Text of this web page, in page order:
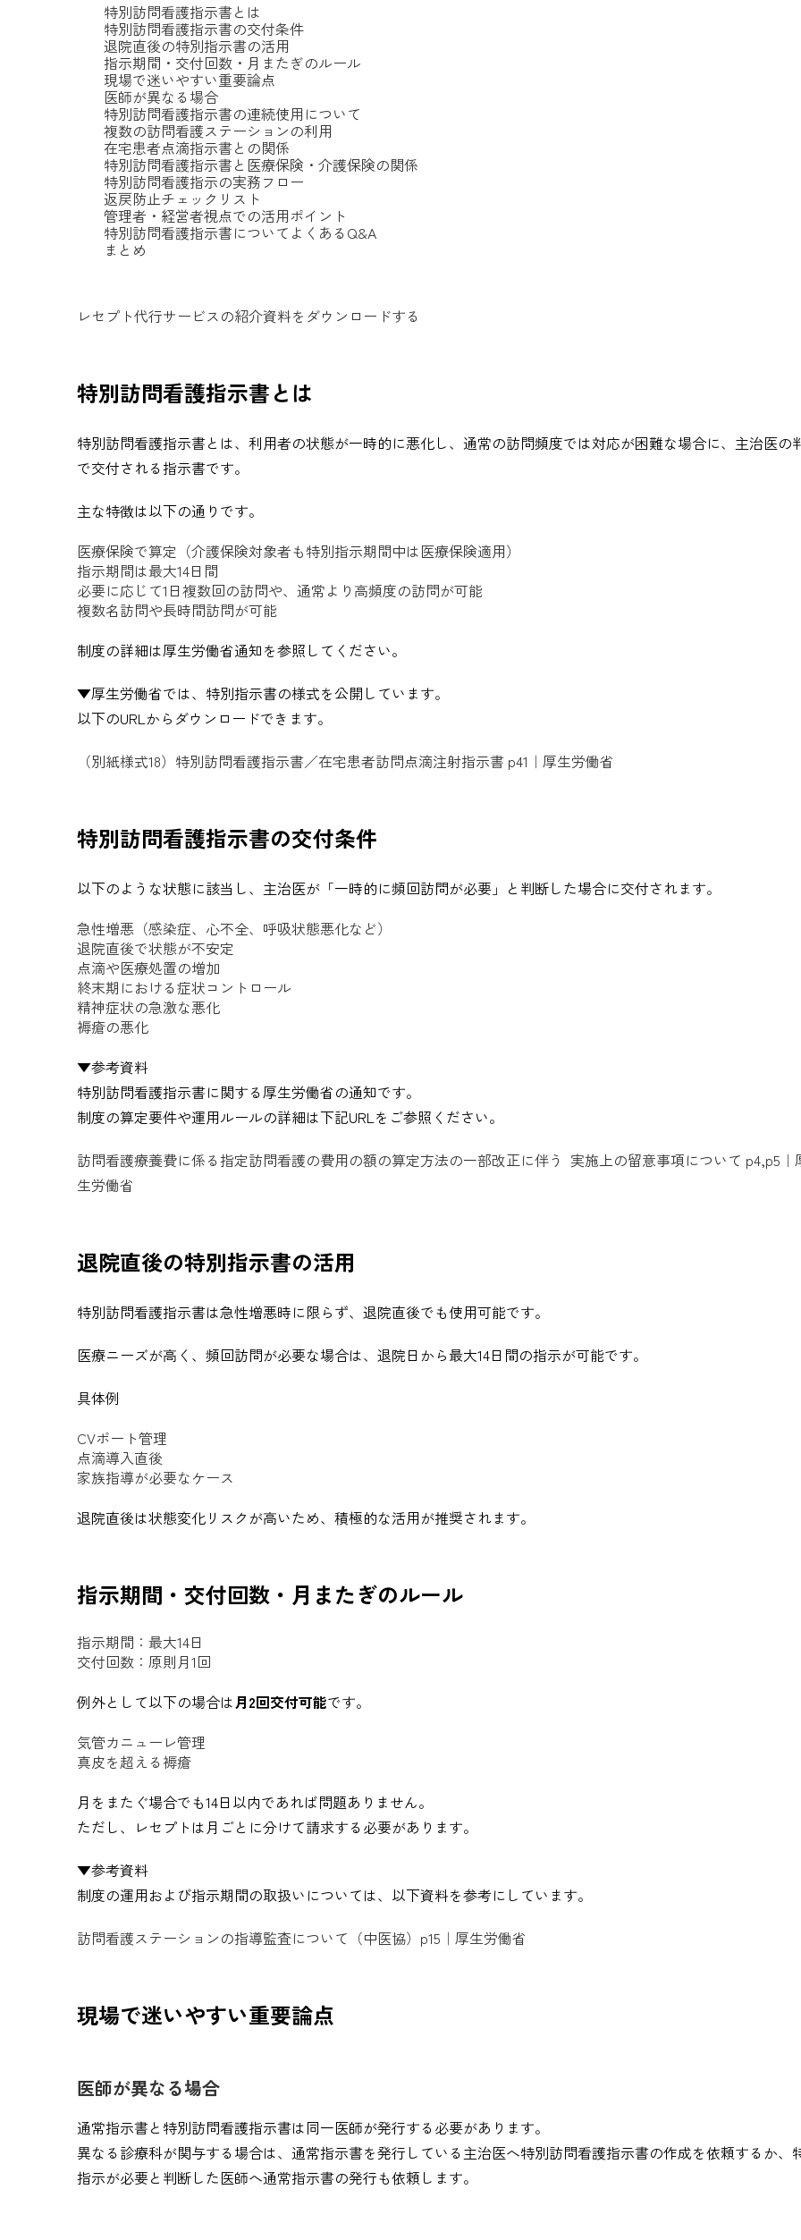
特別訪問看護指示書とは
特別訪問看護指示書の交付条件
退院直後の特別指示書の活用
指示期間・交付回数・月またぎのルール
現場で迷いやすい重要論点
医師が異なる場合
特別訪問看護指示書の連続使用について
複数の訪問看護ステーションの利用
在宅患者点滴指示書との関係
特別訪問看護指示書と医療保険・介護保険の関係
特別訪問看護指示の実務フロー
返戻防止チェックリスト
管理者・経営者視点での活用ポイント
特別訪問看護指示書についてよくあるQ&A
まとめ
レセプト代行サービスの紹介資料をダウンロードする
特別訪問看護指示書とは
特別訪問看護指示書とは、利用者の状態が一時的に悪化し、通常の訪問頻度では対応が困難な場合に、主治医の
で交付される指示書です。
主な特徴は以下の通りです。
医療保険で算定（介護保険対象者も特別指示期間中は医療保険適用）
指示期間は最大14日間
必要に応じて1日複数回の訪問や、通常より高頻度の訪問が可能
複数名訪問や長時間訪問が可能
制度の詳細は厚生労働省通知を参照してください。
▼厚生労働省では、特別指示書の様式を公開しています。
以下のURLからダウンロードできます。
（別紙様式18）特別訪問看護指示書／在宅患者訪問点滴注射指示書 p41｜厚生労働省
特別訪問看護指示書の交付条件
以下のような状態に該当し、主治医が「一時的に頻回訪問が必要」と判断した場合に交付されます。
急性増悪（感染症、心不全、呼吸状態悪化など）
退院直後で状態が不安定
点滴や医療処置の増加
終末期における症状コントロール
精神症状の急激な悪化
褥瘡の悪化
▼参考資料
特別訪問看護指示書に関する厚生労働省の通知です。
制度の算定要件や運用ルールの詳細は下記URLをご参照ください。
訪問看護療養費に係る指定訪問看護の費用の額の算定方法の一部改正に伴う 実施上の留意事項について p4,p5｜
生労働省
退院直後の特別指示書の活用
特別訪問看護指示書は急性増悪時に限らず、退院直後でも使用可能です。
医療ニーズが高く、頻回訪問が必要な場合は、退院日から最大14日間の指示が可能です。
具体例
CVポート管理
点滴導入直後
家族指導が必要なケース
退院直後は状態変化リスクが高いため、積極的な活用が推奨されます。
指示期間・交付回数・月またぎのルール
指示期間：最大14日
交付回数：原則月1回
例外として以下の場合は月2回交付可能です。
気管カニューレ管理
真皮を超える褥瘡
月をまたぐ場合でも14日以内であれば問題ありません。
ただし、レセプトは月ごとに分けて請求する必要があります。
▼参考資料
制度の運用および指示期間の取扱いについては、以下資料を参考にしています。
訪問看護ステーションの指導監査について（中医協）p15｜厚生労働省
現場で迷いやすい重要論点
医師が異なる場合
通常指示書と特別訪問看護指示書は同一医師が発行する必要があります。
異なる診療科が関与する場合は、通常指示書を発行している主治医へ特別訪問看護指示書の作成を依頼するか、
指示が必要と判断した医師へ通常指示書の発行も依頼します。